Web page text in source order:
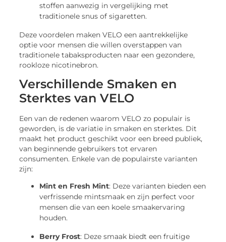
stoffen aanwezig in vergelijking met
traditionele snus of sigaretten.
Deze voordelen maken VELO een aantrekkelijke
optie voor mensen die willen overstappen van
traditionele tabaksproducten naar een gezondere,
rookloze nicotinebron.
Verschillende Smaken en
Sterktes van VELO
Een van de redenen waarom VELO zo populair is
geworden, is de variatie in smaken en sterktes. Dit
maakt het product geschikt voor een breed publiek,
van beginnende gebruikers tot ervaren
consumenten. Enkele van de populairste varianten
zijn:
Mint en Fresh Mint: Deze varianten bieden een
verfrissende mintsmaak en zijn perfect voor
mensen die van een koele smaakervaring
houden.
Berry Frost: Deze smaak biedt een fruitige